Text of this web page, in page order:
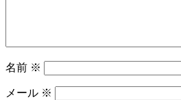
名前 ※
メール ※